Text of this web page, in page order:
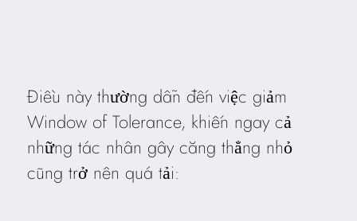
Điều này thường dẫn đến việc giảm
Window of Tolerance, khiến ngay cả
những tác nhân gây căng thẳng nhỏ
cũng trở nên quá tải: